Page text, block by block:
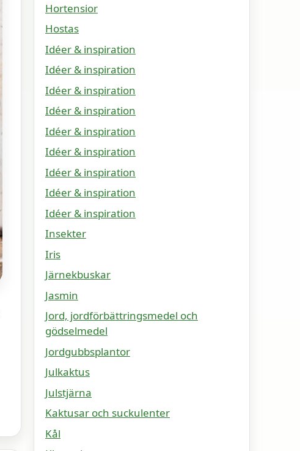
Hortensior
Hostas
Idéer & inspiration
Idéer & inspiration
Idéer & inspiration
Idéer & inspiration
Idéer & inspiration
Idéer & inspiration
Idéer & inspiration
Idéer & inspiration
Idéer & inspiration
Insekter
Iris
Järnekbuskar
Jasmin
Jord, jordförbättringsmedel och
gödselmedel
Jordgubbsplantor
Julkaktus
Julstjärna
Kaktusar och suckulenter
Kål